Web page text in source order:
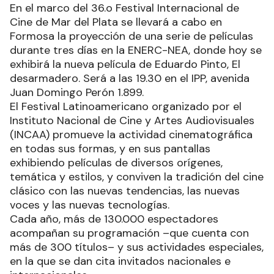
En el marco del 36.o Festival Internacional de
Cine de Mar del Plata se llevará a cabo en
Formosa la proyección de una serie de películas
durante tres días en la ENERC-NEA, donde hoy se
exhibirá la nueva película de Eduardo Pinto, El
desarmadero. Será a las 19.30 en el IPP, avenida
Juan Domingo Perón 1.899.
El Festival Latinoamericano organizado por el
Instituto Nacional de Cine y Artes Audiovisuales
(INCAA) promueve la actividad cinematográfica
en todas sus formas, y en sus pantallas
exhibiendo películas de diversos orígenes,
temática y estilos, y conviven la tradición del cine
clásico con las nuevas tendencias, las nuevas
voces y las nuevas tecnologías.
Cada año, más de 130.000 espectadores
acompañan su programación –que cuenta con
más de 300 títulos– y sus actividades especiales,
en la que se dan cita invitados nacionales e